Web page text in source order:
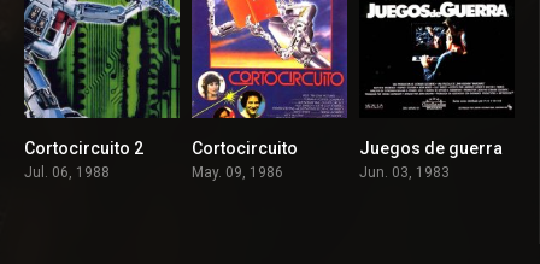
Cortocircuito 2
Jul. 06, 1988
Cortocircuito
May. 09, 1986
7.1
Juegos de guerra
Jun. 03, 1983